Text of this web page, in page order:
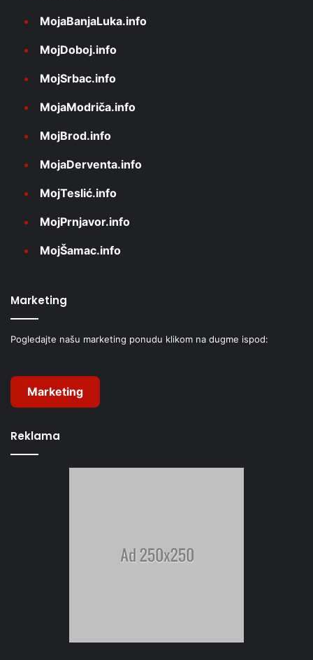
MojaBanjaLuka.info
MojDoboj.info
MojSrbac.info
MojaModriča.info
MojBrod.info
MojaDerventa.info
MojTeslić.info
MojPrnjavor.info
MojŠamac.info
Marketing
Pogledajte našu marketing ponudu klikom na dugme ispod:
Marketing
Reklama